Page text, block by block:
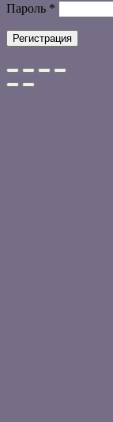
Пароль *
Регистрация